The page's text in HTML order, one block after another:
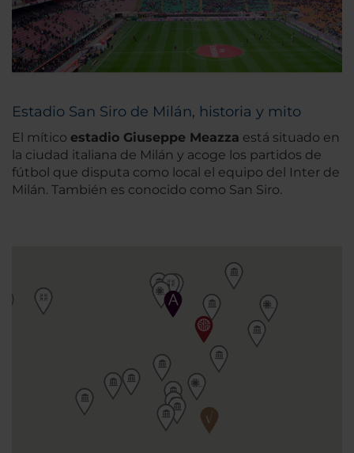
Estadio San Siro de Milán, historia y mito
El mítico estadio Giuseppe Meazza está situado en
la ciudad italiana de Milán y acoge los partidos de
fútbol que disputa como local el equipo del Inter de
Milán. También es conocido como San Siro.